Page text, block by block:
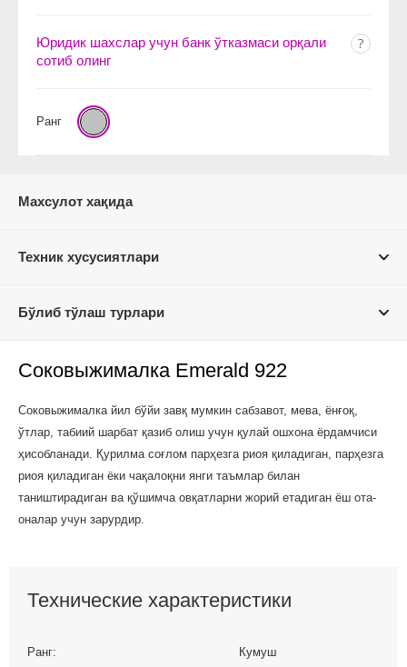
Юридик шахслар учун банк ўтказмаси орқали
сотиб олинг
Ранг
Махсулот хақида
Техник хусусиятлари
Бўлиб тўлаш турлари
Соковыжималка Emerald 922
Соковыжималка йил бўйи завқ мумкин сабзавот, мева, ёнғоқ,
ўтлар, табиий шарбат қазиб олиш учун қулай ошхона ёрдамчиси
ҳисобланади. Қурилма соғлом парҳезга риоя қиладиган, парҳезга
риоя қиладиган ёки чақалоқни янги таъмлар билан
таништирадиган ва қўшимча овқатларни жорий етадиган ёш ота-
оналар учун зарурдир.
Технические характеристики
Ранг: Кумуш